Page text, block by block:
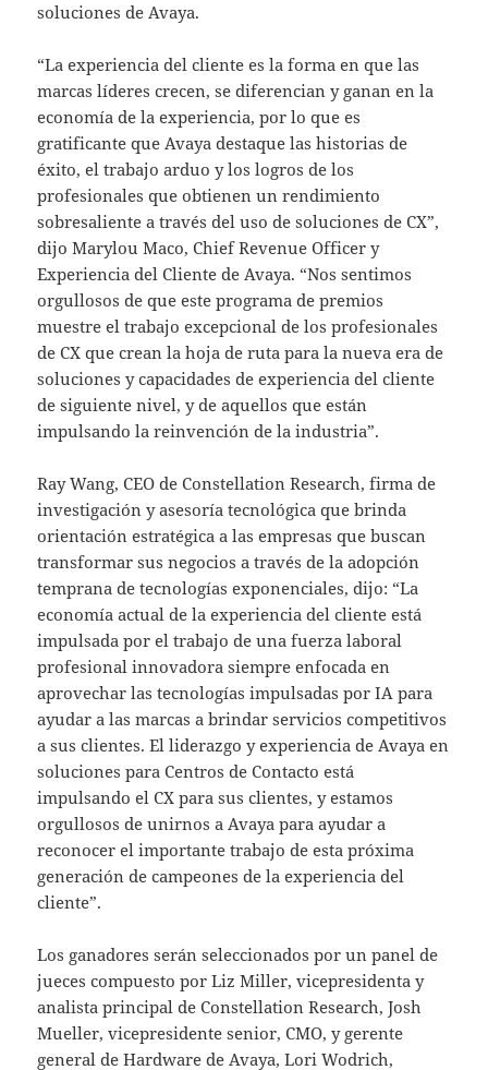
soluciones de Avaya.
“La experiencia del cliente es la forma en que las
marcas líderes crecen, se diferencian y ganan en la
economía de la experiencia, por lo que es
gratificante que Avaya destaque las historias de
éxito, el trabajo arduo y los logros de los
profesionales que obtienen un rendimiento
sobresaliente a través del uso de soluciones de CX”,
dijo Marylou Maco, Chief Revenue Officer y
Experiencia del Cliente de Avaya. “Nos sentimos
orgullosos de que este programa de premios
muestre el trabajo excepcional de los profesionales
de CX que crean la hoja de ruta para la nueva era de
soluciones y capacidades de experiencia del cliente
de siguiente nivel, y de aquellos que están
impulsando la reinvención de la industria”.
Ray Wang, CEO de Constellation Research, firma de
investigación y asesoría tecnológica que brinda
orientación estratégica a las empresas que buscan
transformar sus negocios a través de la adopción
temprana de tecnologías exponenciales, dijo: “La
economía actual de la experiencia del cliente está
impulsada por el trabajo de una fuerza laboral
profesional innovadora siempre enfocada en
aprovechar las tecnologías impulsadas por IA para
ayudar a las marcas a brindar servicios competitivos
a sus clientes. El liderazgo y experiencia de Avaya en
soluciones para Centros de Contacto está
impulsando el CX para sus clientes, y estamos
orgullosos de unirnos a Avaya para ayudar a
reconocer el importante trabajo de esta próxima
generación de campeones de la experiencia del
cliente”.
Los ganadores serán seleccionados por un panel de
jueces compuesto por Liz Miller, vicepresidenta y
analista principal de Constellation Research, Josh
Mueller, vicepresidente senior, CMO, y gerente
general de Hardware de Avaya, Lori Wodrich,